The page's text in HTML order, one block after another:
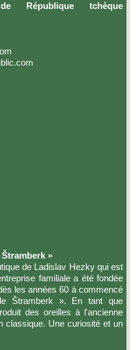
»
de Ladislav Hezky qui est
familiale a été fondée
les années 60 à commencé
Štramberk ». En tant que
des oreilles à l'ancienne
classique. Une curiosité et un